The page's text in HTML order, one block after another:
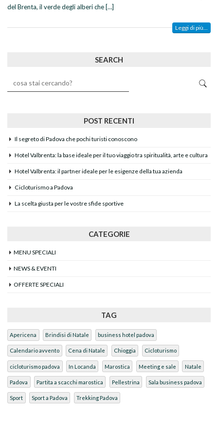
del Brenta, il verde degli alberi che […]
Leggi di più...
SEARCH
POST RECENTI
Il segreto di Padova che pochi turisti conoscono
Hotel Valbrenta: la base ideale per il tuo viaggio tra spiritualità, arte e cultura
Hotel Valbrenta: il partner ideale per le esigenze della tua azienda
Cicloturismo a Padova
La scelta giusta per le vostre sfide sportive
CATEGORIE
MENU SPECIALI
NEWS & EVENTI
OFFERTE SPECIALI
TAG
Apericena Brindisi di Natale business hotel padova
Calendario avvento Cena di Natale Chioggia Cicloturismo
cicloturismo padova In Locanda Marostica Meeting e sale Natale
Padova Partita a scacchi marostica Pellestrina Sala business padova
Sport Sport a Padova Trekking Padova